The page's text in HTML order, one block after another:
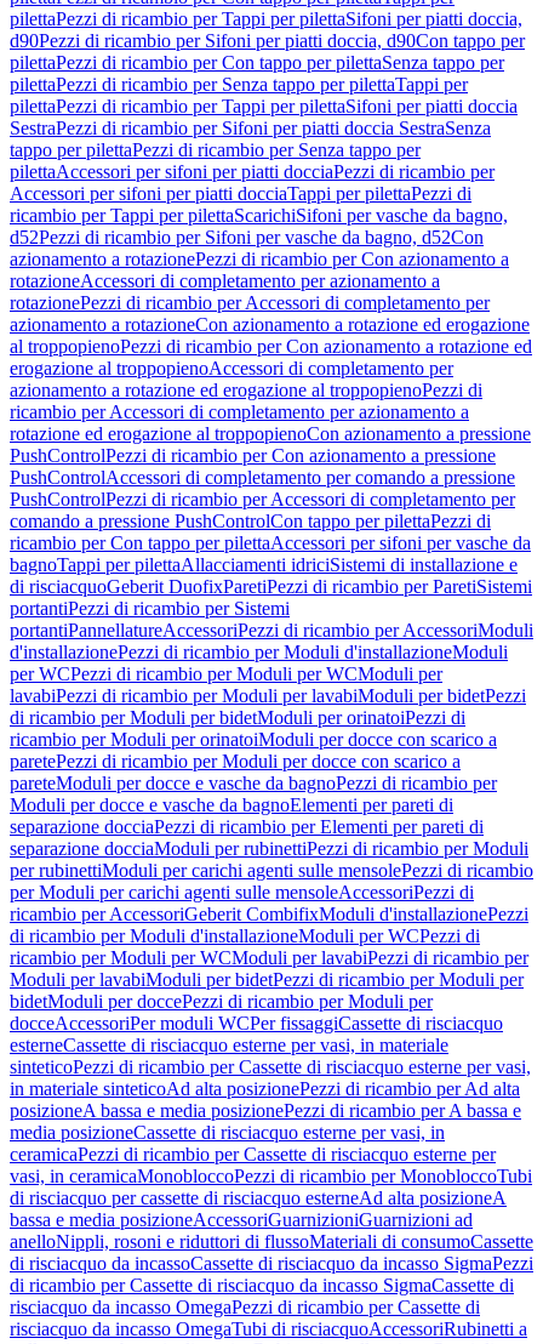
pilettaPezzi di ricambio per Tappi per pilettaSifoni per piatti doccia,
d90Pezzi di ricambio per Sifoni per piatti doccia, d90Con tappo per
pilettaPezzi di ricambio per Con tappo per pilettaSenza tappo per
pilettaPezzi di ricambio per Senza tappo per pilettaTappi per
pilettaPezzi di ricambio per Tappi per pilettaSifoni per piatti doccia
SestraPezzi di ricambio per Sifoni per piatti doccia SestraSenza
tappo per pilettaPezzi di ricambio per Senza tappo per
pilettaAccessori per sifoni per piatti docciaPezzi di ricambio per
Accessori per sifoni per piatti docciaTappi per pilettaPezzi di
ricambio per Tappi per pilettaScarichiSifoni per vasche da bagno,
d52Pezzi di ricambio per Sifoni per vasche da bagno, d52Con
azionamento a rotazionePezzi di ricambio per Con azionamento a
rotazioneAccessori di completamento per azionamento a
rotazionePezzi di ricambio per Accessori di completamento per
azionamento a rotazioneCon azionamento a rotazione ed erogazione
al troppopienoPezzi di ricambio per Con azionamento a rotazione ed
erogazione al troppopienoAccessori di completamento per
azionamento a rotazione ed erogazione al troppopienoPezzi di
ricambio per Accessori di completamento per azionamento a
rotazione ed erogazione al troppopienoCon azionamento a pressione
PushControlPezzi di ricambio per Con azionamento a pressione
PushControlAccessori di completamento per comando a pressione
PushControlPezzi di ricambio per Accessori di completamento per
comando a pressione PushControlCon tappo per pilettaPezzi di
ricambio per Con tappo per pilettaAccessori per sifoni per vasche da
bagnoTappi per pilettaAllacciamenti idriciSistemi di installazione e
di risciacquoGeberit DuofixParetiPezzi di ricambio per ParetiSistemi
portantiPezzi di ricambio per Sistemi
portantiPannellatureAccessoriPezzi di ricambio per AccessoriModuli
d'installazionePezzi di ricambio per Moduli d'installazioneModuli
per WCPezzi di ricambio per Moduli per WCModuli per
lavabiPezzi di ricambio per Moduli per lavabiModuli per bidetPezzi
di ricambio per Moduli per bidetModuli per orinatoiPezzi di
ricambio per Moduli per orinatoiModuli per docce con scarico a
paretePezzi di ricambio per Moduli per docce con scarico a
pareteModuli per docce e vasche da bagnoPezzi di ricambio per
Moduli per docce e vasche da bagnoElementi per pareti di
separazione docciaPezzi di ricambio per Elementi per pareti di
separazione docciaModuli per rubinettiPezzi di ricambio per Moduli
per rubinettiModuli per carichi agenti sulle mensolePezzi di ricambio
per Moduli per carichi agenti sulle mensoleAccessoriPezzi di
ricambio per AccessoriGeberit CombifixModuli d'installazionePezzi
di ricambio per Moduli d'installazioneModuli per WCPezzi di
ricambio per Moduli per WCModuli per lavabiPezzi di ricambio per
Moduli per lavabiModuli per bidetPezzi di ricambio per Moduli per
bidetModuli per doccePezzi di ricambio per Moduli per
docceAccessoriPer moduli WCPer fissaggiCassette di risciacquo
esterneCassette di risciacquo esterne per vasi, in materiale
sinteticoPezzi di ricambio per Cassette di risciacquo esterne per vasi,
in materiale sinteticoAd alta posizionePezzi di ricambio per Ad alta
posizioneA bassa e media posizionePezzi di ricambio per A bassa e
media posizioneCassette di risciacquo esterne per vasi, in
ceramicaPezzi di ricambio per Cassette di risciacquo esterne per
vasi, in ceramicaMonobloccoPezzi di ricambio per MonobloccoTubi
di risciacquo per cassette di risciacquo esterneAd alta posizioneA
bassa e media posizioneAccessoriGuarnizioniGuarnizioni ad
anelloNippli, rosoni e riduttori di flussoMateriali di consumoCassette
di risciacquo da incassoCassette di risciacquo da incasso SigmaPezzi
di ricambio per Cassette di risciacquo da incasso SigmaCassette di
risciacquo da incasso OmegaPezzi di ricambio per Cassette di
risciacquo da incasso OmegaTubi di risciacquoAccessoriRubinetti a